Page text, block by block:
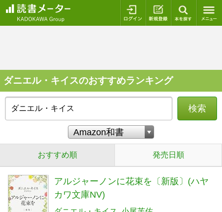
ログイン 新規登録
ダニエル・キイスのおすすめランキング
検索
おすすめ順 発売日順
アルジャーノンに花束を〔新版〕(ハヤ
カワ文庫NV)